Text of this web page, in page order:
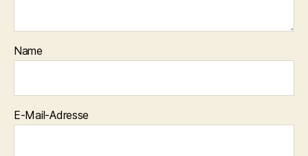
Name
E-Mail-Adresse